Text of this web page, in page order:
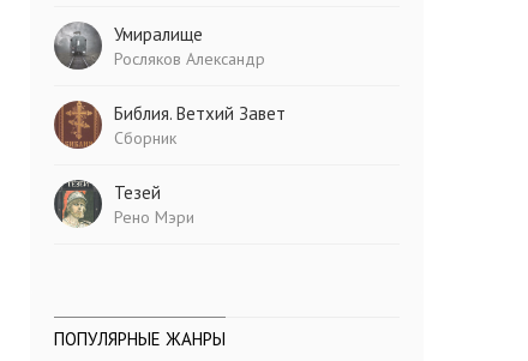
Умиралище
Росляков Александр
Библия. Ветхий Завет
Сборник
Тезей
Рено Мэри
ПОПУЛЯРНЫЕ ЖАНРЫ